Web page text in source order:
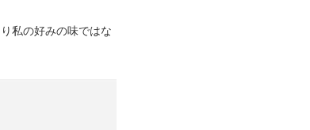
私の好みの味ではな